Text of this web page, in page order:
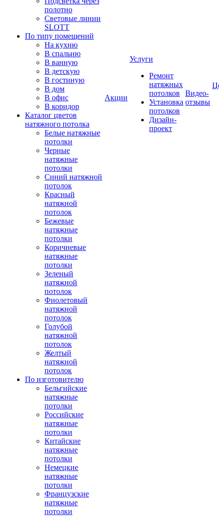
полотно
Световые линии
SLOTT
По типу помещений
На кухню
В спальню
В ванную
В детскую
В гостиную
В дом
В офис
В коридор
Каталог цветов
натяжного потолка
Белые натяжные
потолки
Черные
натяжные
потолки
Синий натяжной
потолок
Красный
натяжной
потолок
Бежевые
натяжные
потолки
Коричневые
натяжные
потолки
Зеленый
натяжной
потолок
Фиолетовый
натяжной
потолок
Голубой
натяжной
потолок
Желтый
натяжной
потолок
По изготовителю
Бельгийские
натяжные
потолки
Российские
натяжные
потолки
Китайские
натяжные
потолки
Немецкие
натяжные
потолки
Французские
натяжные
потолки
Акции
Услуги
Ремонт
натяжных
потолков
Установка
потолков
Дизайн-
проект
Видео-
отзывы